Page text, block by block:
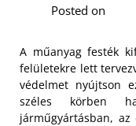
Posted on
A műanyag festék
felületekre lett
védelmet nyújtson
széles körben
járműgyártásban,